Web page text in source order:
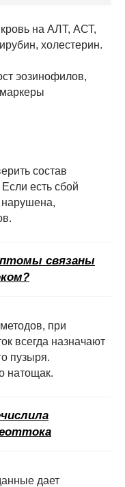
на АЛТ, АСТ,
холестерин.
эозинофилов,
состав
есть сбой
нарушена,
связаны
при
всегда назначают
пузыря.
натощак.
дает